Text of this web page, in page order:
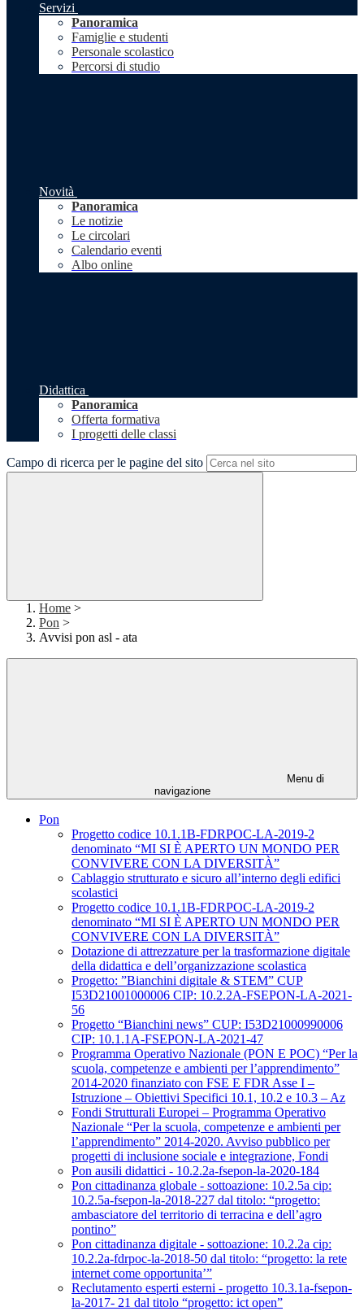
Servizi
Panoramica
Famiglie e studenti
Personale scolastico
Percorsi di studio
Novità
Panoramica
Le notizie
Le circolari
Calendario eventi
Albo online
Didattica
Panoramica
Offerta formativa
I progetti delle classi
Campo di ricerca per le pagine del sito
Home >
Pon >
Avvisi pon asl - ata
Menu di
navigazione
Pon
Progetto codice 10.1.1B-FDRPOC-LA-2019-2
denominato “MI SI È APERTO UN MONDO PER
CONVIVERE CON LA DIVERSITÀ”
Cablaggio strutturato e sicuro all’interno degli edifici
scolastici
Progetto codice 10.1.1B-FDRPOC-LA-2019-2
denominato “MI SI È APERTO UN MONDO PER
CONVIVERE CON LA DIVERSITÀ”
Dotazione di attrezzature per la trasformazione digitale
della didattica e dell’organizzazione scolastica
Progetto: ”Bianchini digitale & STEM” CUP
I53D21001000006 CIP: 10.2.2A-FSEPON-LA-2021-
56
Progetto “Bianchini news” CUP: I53D21000990006
CIP: 10.1.1A-FSEPON-LA-2021-47
Programma Operativo Nazionale (PON E POC) “Per la
scuola, competenze e ambienti per l’apprendimento”
2014-2020 finanziato con FSE E FDR Asse I –
Istruzione – Obiettivi Specifici 10.1, 10.2 e 10.3 – Az
Fondi Strutturali Europei – Programma Operativo
Nazionale “Per la scuola, competenze e ambienti per
l’apprendimento” 2014-2020. Avviso pubblico per
progetti di inclusione sociale e integrazione, Fondi
Pon ausili didattici - 10.2.2a-fsepon-la-2020-184
Pon cittadinanza globale - sottoazione: 10.2.5a cip:
10.2.5a-fsepon-la-2018-227 dal titolo: “progetto:
ambasciatore del territorio di terracina e dell’agro
pontino”
Pon cittadinanza digitale - sottoazione: 10.2.2a cip:
10.2.2a-fdrpoc-la-2018-50 dal titolo: “progetto: la rete
internet come opportunita’”
Reclutamento esperti esterni - progetto 10.3.1a-fsepon-
la-2017- 21 dal titolo “progetto: ict open”